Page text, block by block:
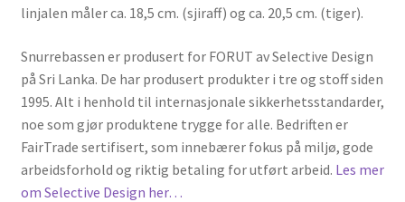
linjalen måler ca. 18,5 cm. (sjiraff) og ca. 20,5 cm. (tiger).
Snurrebassen er produsert for FORUT av Selective Design
på Sri Lanka. De har produsert produkter i tre og stoff siden
1995. Alt i henhold til internasjonale sikkerhetsstandarder,
noe som gjør produktene trygge for alle. Bedriften er
FairTrade sertifisert, som innebærer fokus på miljø, gode
arbeidsforhold og riktig betaling for utført arbeid. Les mer
om Selective Design her…